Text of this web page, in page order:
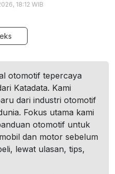
18:12 WIB
otomotif tepercaya
Katadata. Kami
dari industri otomotif
Fokus utama kami
otomotif untuk
dan motor sebelum
lewat ulasan, tips,